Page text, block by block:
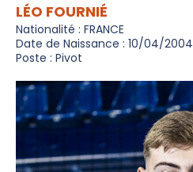
LÉO FOURNIÉ
Nationalité : FRANCE
Date de Naissance : 10/04/2004
Poste : Pivot